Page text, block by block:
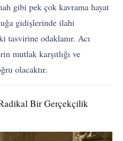
gibi pek çok kavrama hayat
gidişlerinde ilahi
tasvirine odaklanır. Acı
mutlak karşıtlığı ve
olacaktır.
Bir Gerçekçilik